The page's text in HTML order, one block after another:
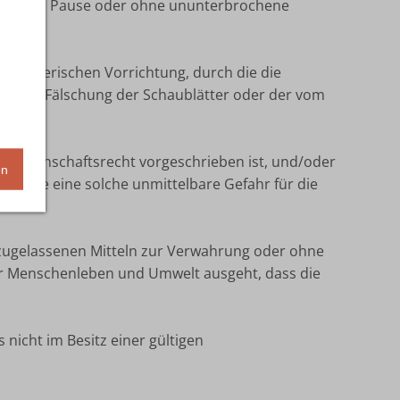
ohne Pause oder ohne ununterbrochene
Vorrichtung, durch die die
Fälschung der Schaublätter oder der vom
vorgeschrieben ist, und/oder
die eine solche unmittelbare Gefahr für die
Mitteln zur Verwahrung oder ohne
und Umwelt ausgeht, dass die
nicht im Besitz einer gültigen